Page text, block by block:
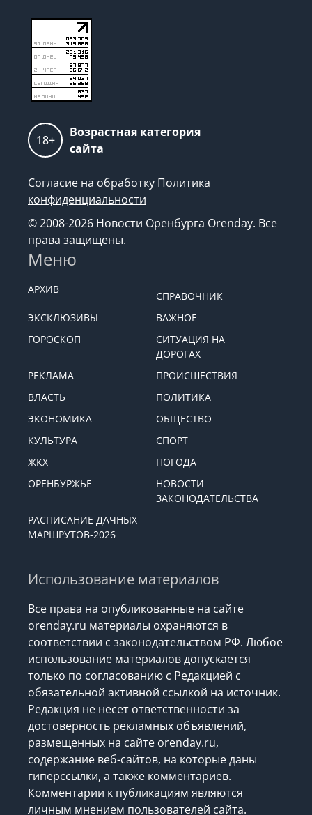
18+
Возрастная категория
сайта
Согласие на обработку Политика
конфиденциальности
© 2008-2026 Новости Оренбурга Orenday. Все
права защищены.
Меню
АРХИВ
СПРАВОЧНИК
ЭКСКЛЮЗИВЫ
ВАЖНОЕ
ГОРОСКОП
СИТУАЦИЯ НА
ДОРОГАХ
РЕКЛАМА
ПРОИСШЕСТВИЯ
ВЛАСТЬ
ПОЛИТИКА
ЭКОНОМИКА
ОБЩЕСТВО
КУЛЬТУРА
СПОРТ
ЖКХ
ПОГОДА
ОРЕНБУРЖЬЕ
НОВОСТИ
ЗАКОНОДАТЕЛЬСТВА
РАСПИСАНИЕ ДАЧНЫХ
МАРШРУТОВ-2026
Использование материалов
Все права на опубликованные на сайте
orenday.ru материалы охраняются в
соответствии с законодательством РФ. Любое
использование материалов допускается
только по согласованию с Редакцией с
обязательной активной ссылкой на источник.
Редакция не несет ответственности за
достоверность рекламных объявлений,
размещенных на сайте orenday.ru,
содержание веб-сайтов, на которые даны
гиперссылки, а также комментариев.
Комментарии к публикациям являются
личным мнением пользователей сайта.